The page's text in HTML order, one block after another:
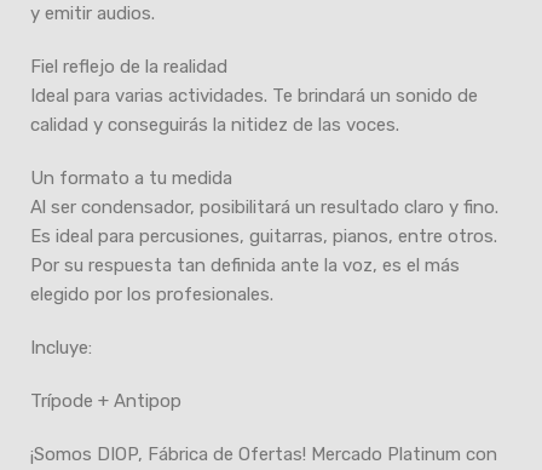
y emitir audios.
Fiel reflejo de la realidad
Ideal para varias actividades. Te brindará un sonido de
calidad y conseguirás la nitidez de las voces.
Un formato a tu medida
Al ser condensador, posibilitará un resultado claro y fino.
Es ideal para percusiones, guitarras, pianos, entre otros.
Por su respuesta tan definida ante la voz, es el más
elegido por los profesionales.
Incluye:
Trípode + Antipop
¡Somos DIOP, Fábrica de Ofertas! Mercado Platinum con